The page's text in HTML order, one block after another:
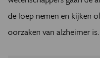
de loep nemen en kijken
oorzaken van alzheimer is.